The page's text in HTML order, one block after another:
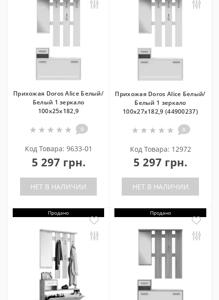
Прихожая Doros Alice Белый/
Белый 1 зеркало
100х25х182,9
0
Код Товара: 9633-01
5 297 грн.
НЕТ В НАЛИЧИИ
Прихожая Doros Alice Белый/
Белый 1 зеркало
100х27х182,9 (44900237)
0
Код Товара: 12972
5 297 грн.
НЕТ В НАЛИЧИИ
Продано Продано